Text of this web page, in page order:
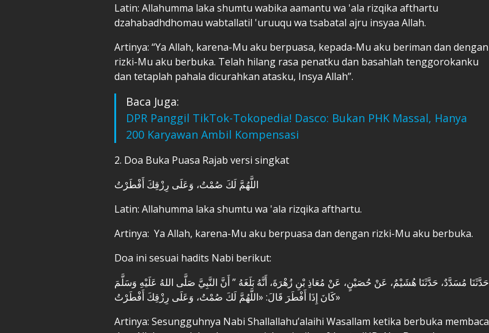
Latin: Allahumma laka shumtu wabika aamantu wa 'ala rizqika afthartu
dzahabadhdhomau wabtallatil 'uruuqu wa tsabatal ajru insyaa Allah.
Artinya: “Ya Allah, karena-Mu aku berpuasa, kepada-Mu aku beriman dan dengan
rizki-Mu aku berbuka. Telah hilang rasa penatku dan basahlah tenggorokanku
dan tetaplah pahala dicurahkan atasku, Insya Allah”.
Baca Juga:
DPR Panggil TikTok-Tokopedia! Dasco: Bukan PHK Massal, Hanya
200 Karyawan Ambil Kompensasi
2. Doa Buka Puasa Rajab versi singkat
اللَّهُمَّ لَكَ صُمْتُ، وَعَلَى رِزْقِكَ أَفْطَرْتُ
Latin: Allahumma laka shumtu wa 'ala rizqika afthartu.
Artinya: Ya Allah, karena-Mu aku berpuasa dan dengan rizki-Mu aku berbuka.
Doa ini sesuai hadits Nabi berikut:
حَدَّثَنَا مُسَدَّدٌ، حَدَّثَنَا هُشَيْمٌ، عَنْ حُصَيْنٍ، عَنْ مُعَاذِ بْنِ زُهْرَةَ، أَنَّهُ بَلَغَهُ ” أَنَّ النَّبِيَّ صَلَّى اللهُ عَلَيْهِ وَسَلَّمَ
كَانَ إِذَا أَفْطَرَ قَالَ: «اللَّهُمَّ لَكَ صُمْتُ، وَعَلَى رِزْقِكَ أَفْطَرْتُ»
Artinya: Sesungguhnya Nabi Shallallahu’alaihi Wasallam ketika berbuka membaca